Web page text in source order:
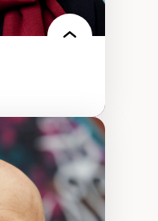
au Canada
des
dans l'espace